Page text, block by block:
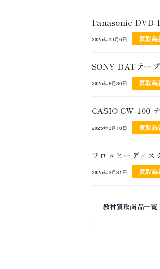
Panasonic DVD-
2025年10月6日 買取商
SONY DATテー
2025年8月30日 買取商
CASIO CW-100
2025年3月10日 買取商
フロッピーディス
2025年3月31日 買取商
教材買取商品一覧